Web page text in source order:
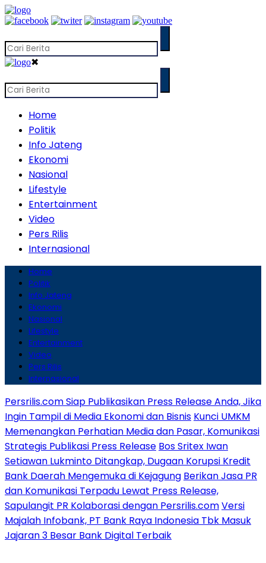
✖
Home
Politik
Info Jateng
Ekonomi
Nasional
Lifestyle
Entertainment
Video
Pers Rilis
Internasional
Home
Politik
Info Jateng
Ekonomi
Nasional
Lifestyle
Entertainment
Video
Pers Rilis
Internasional
Persrilis.com Siap Publikasikan Press Release Anda, Jika
Ingin Tampil di Media Ekonomi dan Bisnis Kunci UMKM
Memenangkan Perhatian Media dan Pasar, Komunikasi
Strategis Publikasi Press Release Bos Sritex Iwan
Setiawan Lukminto Ditangkap, Dugaan Korupsi Kredit
Bank Daerah Mengemuka di Kejagung Berikan Jasa PR
dan Komunikasi Terpadu Lewat Press Release,
Sapulangit PR Kolaborasi dengan Persrilis.comVersi
Majalah Infobank, PT Bank Raya Indonesia Tbk Masuk
Jajaran 3 Besar Bank Digital Terbaik